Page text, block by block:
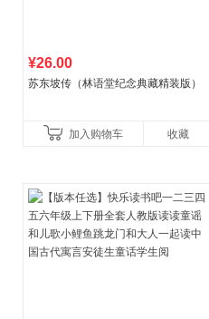
¥26.00
苏东坡传（林语堂纪念典藏精装版）
加入购物车 收藏